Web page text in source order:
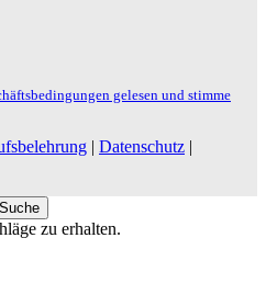
gelesen und stimme
| Datenschutz |
Suche
zu erhalten.